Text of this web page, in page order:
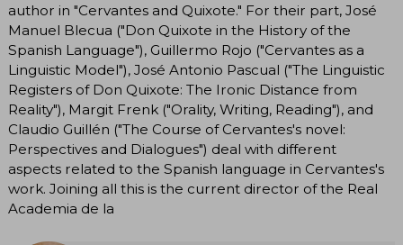
author in "Cervantes and Quixote." For their part, José
Manuel Blecua ("Don Quixote in the History of the
Spanish Language"), Guillermo Rojo ("Cervantes as a
Linguistic Model"), José Antonio Pascual ("The Linguistic
Registers of Don Quixote: The Ironic Distance from
Reality"), Margit Frenk ("Orality, Writing, Reading"), and
Claudio Guillén ("The Course of Cervantes's novel:
Perspectives and Dialogues") deal with different
aspects related to the Spanish language in Cervantes's
work. Joining all this is the current director of the Real
Academia de la